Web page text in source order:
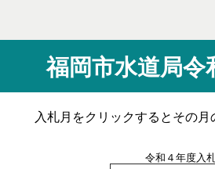
福岡市水道局令
入札月をクリックするとその月
令和４年度入